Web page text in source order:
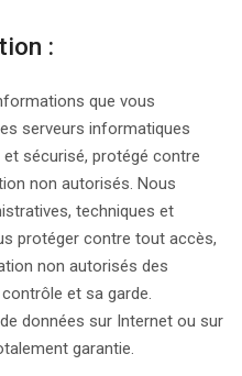
:
que vous
serveurs informatiques
sécurisé, protégé contre
non autorisés. Nous
techniques et
protéger contre tout accès,
non autorisés des
et sa garde.
données sur Internet ou sur
garantie.